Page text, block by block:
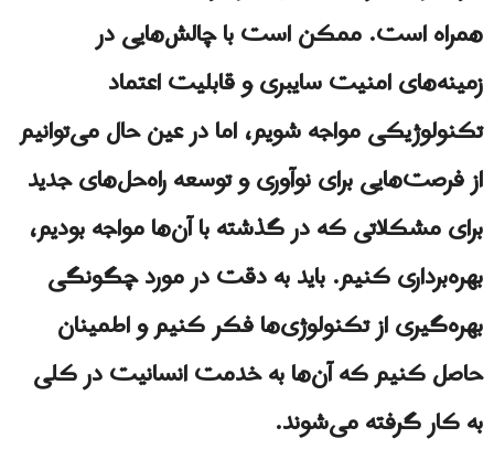
همراه است. ممکن است با چالش‌هایی در
زمینه‌های امنیت سایبری و قابلیت اعتماد
تکنولوژیکی مواجه شویم، اما در عین حال می‌توانیم
از فرصت‌هایی برای نوآوری و توسعه راه‌حل‌های جدید
برای مشکلاتی که در گذشته با آن‌ها مواجه بودیم،
بهره‌برداری کنیم. باید به دقت در مورد چگونگی
بهره‌گیری از تکنولوژی‌ها فکر کنیم و اطمینان
حاصل کنیم که آن‌ها به خدمت انسانیت در کلی
به کار گرفته می‌شوند.